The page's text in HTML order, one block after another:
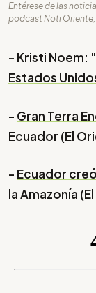
Entérese de las
podcast Noti
- Kristi Noem:
Estados
- Gran Terra
Ecuador (El
- Ecuador
la Amazonía